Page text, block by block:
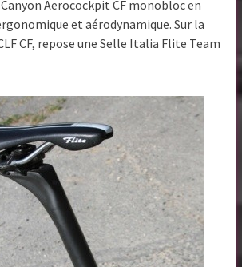
Aerocockpit CF monobloc en
et aérodynamique. Sur la
CF, repose une Selle Italia Flite Team